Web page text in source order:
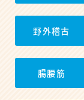
野外稽古
腸腰筋